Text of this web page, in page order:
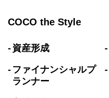
COCO the Style
資産形成
ファイナンシャルプ
ランナー